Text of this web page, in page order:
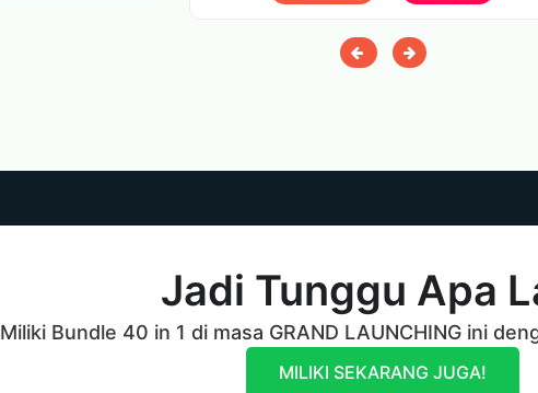
Jadi Tunggu Apa
Miliki Bundle 40 in 1 di masa GRAND LAUNCHING ini
MILIKI SEKARANG JUGA!